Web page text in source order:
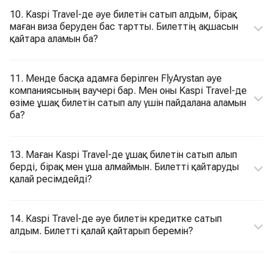
10. Kaspi Travel-де әуе билетін сатып алдым, бірақ
маған виза беруден бас тартты. Билеттің ақшасын
қайтара аламын ба?
11. Менде басқа адамға берілген FlyArystan әуе
компаниясының ваучері бар. Мен оны Kaspi Travel-де
өзіме ұшақ билетін сатып алу үшін пайдалана аламын
ба?
13. Маған Kaspi Travel-де ұшақ билетін сатып алып
берді, бірақ мен ұша алмаймын. Билетті қайтаруды
қалай ресімдейді?
14. Kaspi Travel-де әуе билетін кредитке сатып
алдым. Билетті қалай қайтарып беремін?